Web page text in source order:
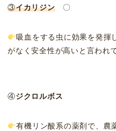
③イカリジン〇
吸血をする虫に効果を発揮
がなく安全性が高いと言われ
④ジクロルボス
有機リン酸系の薬剤で、農